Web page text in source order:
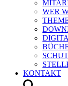
WER
KONTAKT